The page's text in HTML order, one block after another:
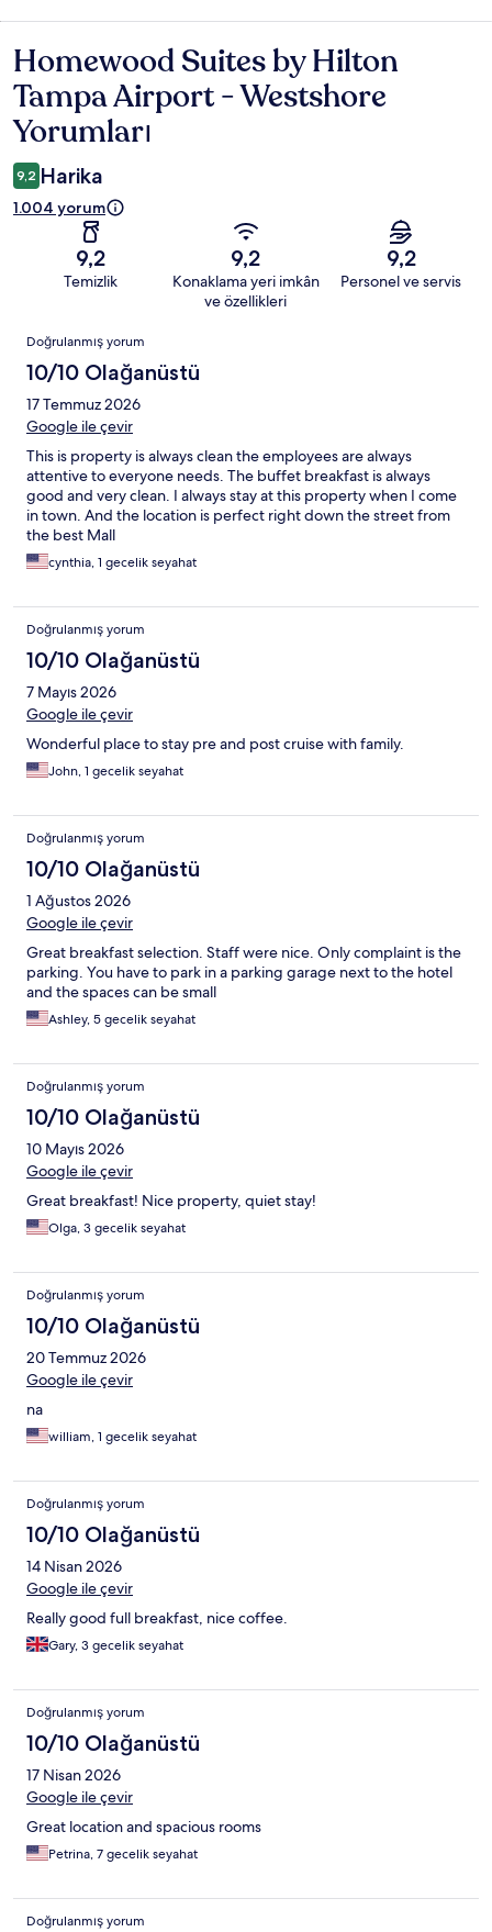
Yorumlar
Homewood Suites by Hilton
Tampa Airport - Westshore
Yorumları
9,2 Harika
1.004 yorum
9,2
Temizlik
9,2
Konaklama yeri imkân
ve özellikleri
9,2
Personel ve servis
Yorumlar
Doğrulanmış yorum
10/10 Olağanüstü
17 Temmuz 2026
Google ile çevir
This is property is always clean the employees are always
attentive to everyone needs. The buffet breakfast is always
good and very clean. I always stay at this property when I come
in town. And the location is perfect right down the street from
the best Mall
cynthia, 1 gecelik seyahat
Doğrulanmış yorum
10/10 Olağanüstü
7 Mayıs 2026
Google ile çevir
Wonderful place to stay pre and post cruise with family.
John, 1 gecelik seyahat
Doğrulanmış yorum
10/10 Olağanüstü
1 Ağustos 2026
Google ile çevir
Great breakfast selection. Staff were nice. Only complaint is the
parking. You have to park in a parking garage next to the hotel
and the spaces can be small
Ashley, 5 gecelik seyahat
Doğrulanmış yorum
10/10 Olağanüstü
10 Mayıs 2026
Google ile çevir
Great breakfast! Nice property, quiet stay!
Olga, 3 gecelik seyahat
Doğrulanmış yorum
10/10 Olağanüstü
20 Temmuz 2026
Google ile çevir
na
william, 1 gecelik seyahat
Doğrulanmış yorum
10/10 Olağanüstü
14 Nisan 2026
Google ile çevir
Really good full breakfast, nice coffee.
Gary, 3 gecelik seyahat
Doğrulanmış yorum
10/10 Olağanüstü
17 Nisan 2026
Google ile çevir
Great location and spacious rooms
Petrina, 7 gecelik seyahat
Doğrulanmış yorum